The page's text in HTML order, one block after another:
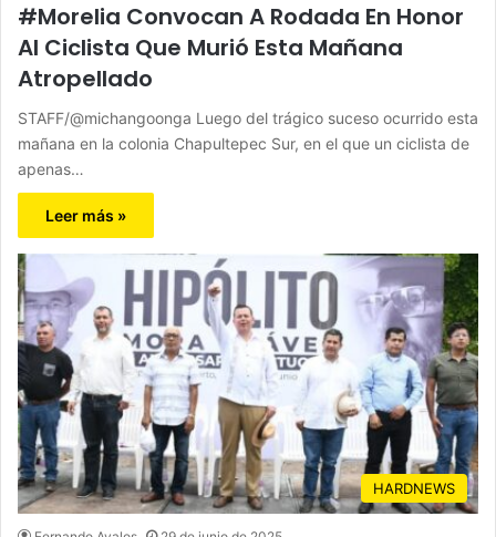
#Morelia Convocan A Rodada En Honor
Al Ciclista Que Murió Esta Mañana
Atropellado
STAFF/@michangoonga Luego del trágico suceso ocurrido esta
mañana en la colonia Chapultepec Sur, en el que un ciclista de
apenas…
Leer más »
HARDNEWS